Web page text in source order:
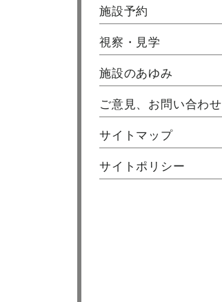
施設予約
視察・見学
施設のあゆみ
ご意見、お問い合わせ
サイトマップ
サイトポリシー